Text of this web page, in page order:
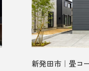
新発田市｜畳コ